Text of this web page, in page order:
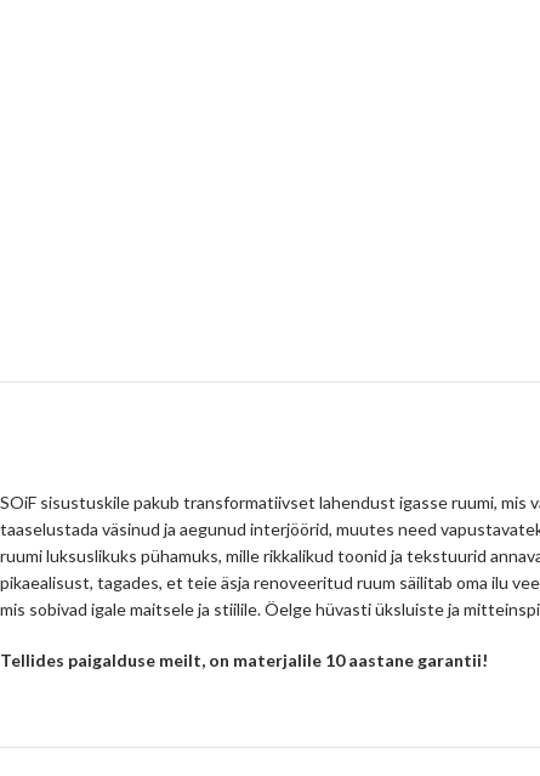
SOiF sisustuskile pakub transformatiivset lahendust igasse ruumi,
taaselustada väsinud ja aegunud interjöörid, muutes need
ruumi luksuslikuks pühamuks, mille rikkalikud toonid ja tekstuurid
pikaealisust, tagades, et teie äsja renoveeritud ruum säilitab oma ilu
mis sobivad igale maitsele ja stiilile. Öelge hüvasti üksluiste ja
Tellides paigalduse meilt, on materjalile 10 aastane garantii!